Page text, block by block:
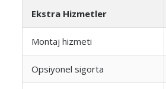
Ekstra Hizmetler
Montaj hizmeti
Opsiyonel sigorta